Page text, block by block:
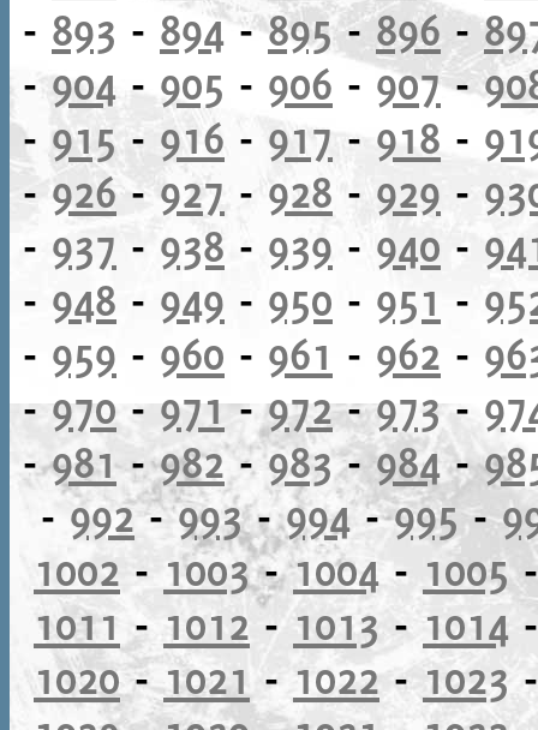
- 893 - 894-895-896 -
-904 - 905 - 906 - 907-
- 915-916 - 917- 918 -
-926-927 - 928 - 929 -
- 937 - 938 - 939 - 940 -
- 948 - 949 - 950 - 951 -
- 959 - 960 - 961 - 962 -
-970 -971-972-973-
-981-982-983-984-
- 992-993-994-995-
1002 - 1003-1004 - 1005
1011 -1012- 1013 -1014
1020-1021 - 1022- 1023